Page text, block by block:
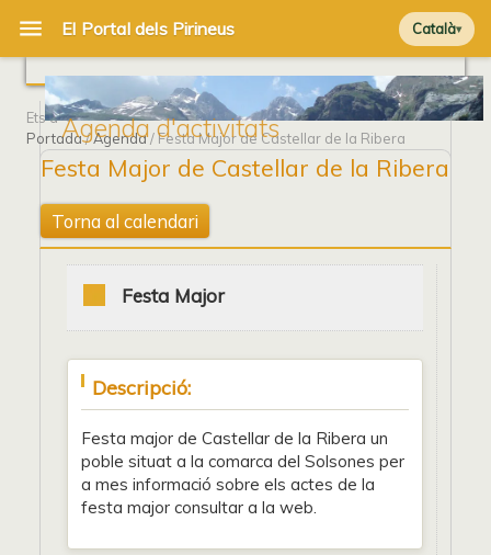
Català
Agenda d'activitats
Ets a
Portada/Agenda/ Festa Major de Castellar de la Ribera
Festa Major de Castellar de la Ribera
Torna al calendari
Festa Major
Descripció:
Festa major de Castellar de la Ribera un
poble situat a la comarca del Solsones per
a mes informació sobre els actes de la
festa major consultar a la web.